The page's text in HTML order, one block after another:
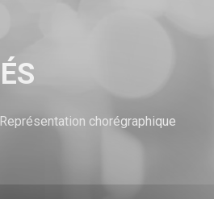
Représentation chorégraphique